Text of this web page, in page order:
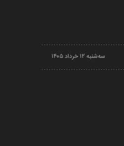
سه‌شنبه ۱۲ خرداد ۱۴۰۵